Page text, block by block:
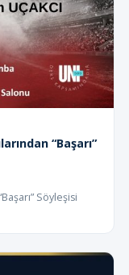
“Başarı”
Söyleşisi